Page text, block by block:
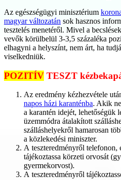
Az egészségügyi minisztérium
magyar változatán sok hasznos
tesztelés menetéről. Mivel a
vevők körülbelül 3-3,5 százaléka
elhagyni a helyszínt, nem árt, ha
viselkedniük.
POZITÍV TESZT
Az eredmény kézhezvétele
napos házi karanténba. Akik
a karantén idejét, lehetőségük
üzemmódra átalakított
szálláshelyekről hamarosan
a közlekedési miniszter.
A teszteredményről telefonon,
tájékoztassa körzeti orvosát
gyermekorvost).
A teszteredményről